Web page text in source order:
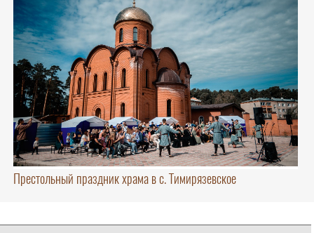
Престольный праздник храма в с. Тимирязевское